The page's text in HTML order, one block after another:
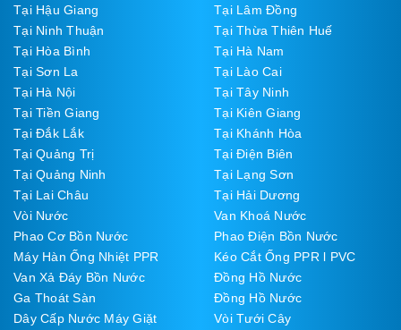
Tại Hậu Giang
Tại Lâm Đồng
Tại Ninh Thuận
Tại Thừa Thiên Huế
Tại Hòa Bình
Tại Hà Nam
Tại Sơn La
Tại Lào Cai
Tại Hà Nội
Tại Tây Ninh
Tại Tiền Giang
Tại Kiên Giang
Tại Đắk Lắk
Tại Khánh Hòa
Tại Quảng Trị
Tại Điện Biên
Tại Quảng Ninh
Tại Lạng Sơn
Tại Lai Châu
Tại Hải Dương
Vòi Nước
Van Khoá Nước
Phao Cơ Bồn Nước
Phao Điện Bồn Nước
Máy Hàn Ống Nhiệt PPR
Kéo Cắt Ống PPR l PVC
Van Xả Đáy Bồn Nước
Đồng Hồ Nước
Ga Thoát Sàn
Đồng Hồ Nước
Dây Cấp Nước Máy Giặt
Vòi Tưới Cây